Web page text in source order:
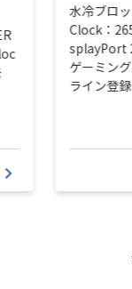
水冷ブロ
Clock：
splayPort
ゲーミン
ライン登